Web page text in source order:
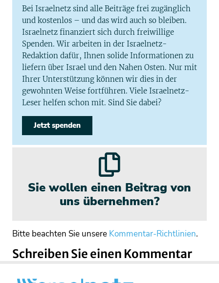
Bei Israelnetz sind alle Beiträge frei zugänglich
und kostenlos – und das wird auch so bleiben.
Israelnetz finanziert sich durch freiwillige
Spenden. Wir arbeiten in der Israelnetz-
Redaktion dafür, Ihnen solide Informationen zu
liefern über Israel und den Nahen Osten. Nur mit
Ihrer Unterstützung können wir dies in der
gewohnten Weise fortführen. Viele Israelnetz-
Leser helfen schon mit. Sind Sie dabei?
Jetzt spenden
Sie wollen einen Beitrag von
uns übernehmen?
Bitte beachten Sie unsere Kommentar-Richtlinien.
Schreiben Sie einen Kommentar